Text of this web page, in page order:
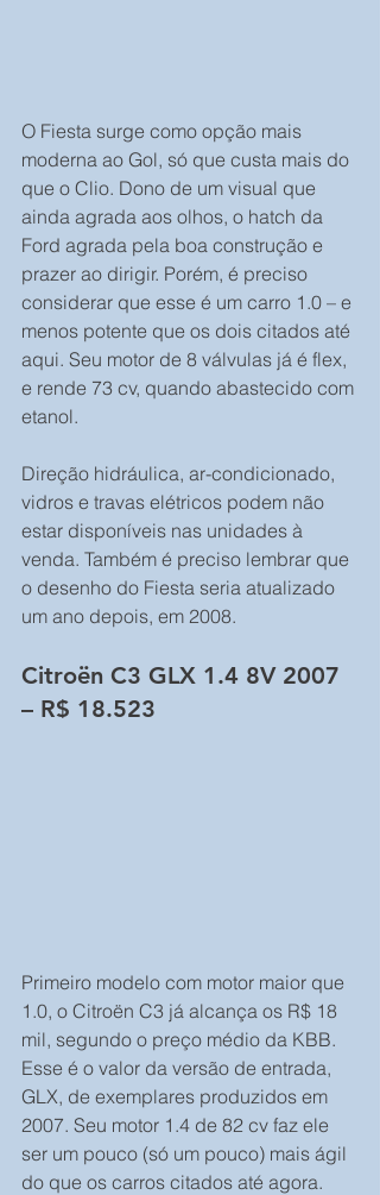
O Fiesta surge como opção mais
moderna ao Gol, só que custa mais do
que o Clio. Dono de um visual que
ainda agrada aos olhos, o hatch da
Ford agrada pela boa construção e
prazer ao dirigir. Porém, é preciso
considerar que esse é um carro 1.0 – e
menos potente que os dois citados até
aqui. Seu motor de 8 válvulas já é flex,
e rende 73 cv, quando abastecido com
etanol.
Direção hidráulica, ar-condicionado,
vidros e travas elétricos podem não
estar disponíveis nas unidades à
venda. Também é preciso lembrar que
o desenho do Fiesta seria atualizado
um ano depois, em 2008.
Citroën C3 GLX 1.4 8V 2007
– R$ 18.523
Primeiro modelo com motor maior que
1.0, o Citroën C3 já alcança os R$ 18
mil, segundo o preço médio da KBB.
Esse é o valor da versão de entrada,
GLX, de exemplares produzidos em
2007. Seu motor 1.4 de 82 cv faz ele
ser um pouco (só um pouco) mais ágil
do que os carros citados até agora.